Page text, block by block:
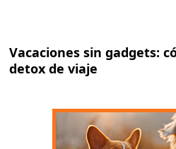
Vacaciones sin gadgets:
detox de viaje